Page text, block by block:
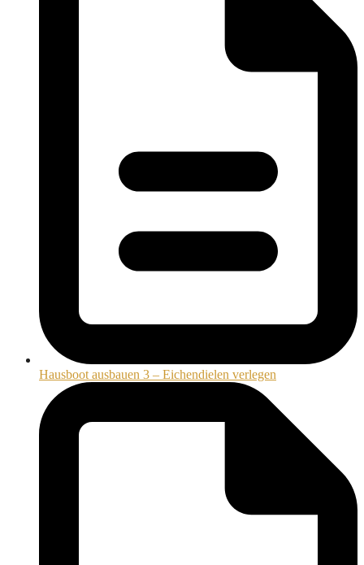
Hausboot ausbauen 3 – Eichendielen verlegen